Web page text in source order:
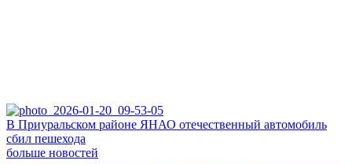
В Приуральском районе ЯНАО отечественный автомобиль
сбил пешехода
больше новостей